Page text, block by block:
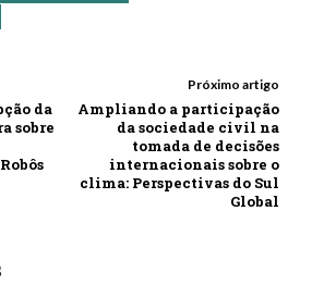
da
sobre
Próximo artigo
Ampliando a participação
da sociedade civil na
tomada de decisões
internacionais sobre o
clima: Perspectivas do Sul
Global